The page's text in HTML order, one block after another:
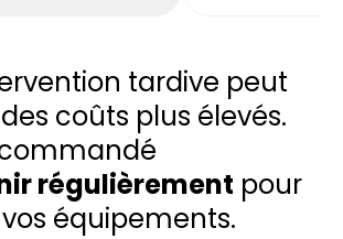
tardive peut
coûts plus élevés.
régulièrement pour
équipements.